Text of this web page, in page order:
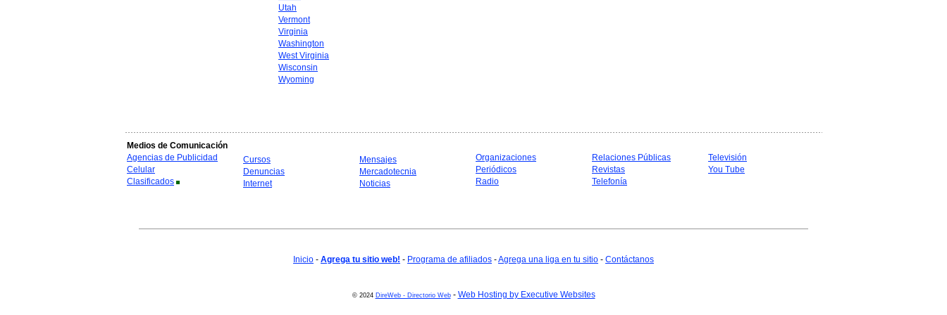
Utah
Vermont
Virginia
Washington
West Virginia
Wisconsin
Wyoming
Medios de Comunicación
Agencias de Publicidad
Celular
Clasificados
Cursos
Denuncias
Internet
Mensajes
Mercadotecnia
Noticias
Organizaciones
Periódicos
Radio
Relaciones Públicas
Revistas
Telefonía
Televisión
You Tube
Inicio - Agrega tu sitio web! - Programa de afiliados -Agrega una liga en tu sitio - Contáctanos
© 2024 DireWeb - Directorio Web- Web Hosting by Executive Websites